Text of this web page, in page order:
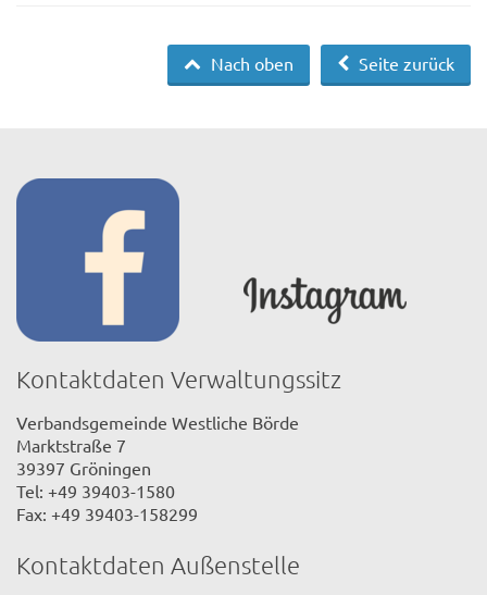
Seite zurück
Nach oben
Kontaktdaten Verwaltungssitz
Verbandsgemeinde Westliche Börde
Marktstraße 7
39397 Gröningen
Tel: +49 39403-1580
Fax: +49 39403-158299
Kontaktdaten Außenstelle